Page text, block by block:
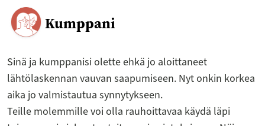
Kumppani
Sinä ja kumppanisi olette ehkä jo aloittaneet
lähtölaskennan vauvan saapumiseen. Nyt onkin korkea
aika jo valmistautua synnytykseen.
Teille molemmille voi olla rauhoittavaa käydä läpi